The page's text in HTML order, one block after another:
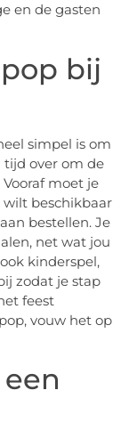
en de gasten
bij
simpel is om
tijd over om de
moet je
wilt beschikbaar
bestellen. Je
net wat jou
kinderspel,
zodat je stap
feest
vouw het op